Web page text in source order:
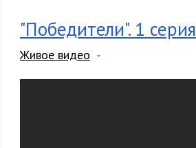
"Победители". 1 серия
Живое видео